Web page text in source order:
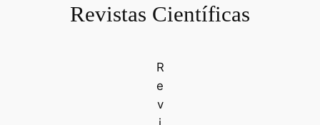
Revistas Científicas
R
e
v